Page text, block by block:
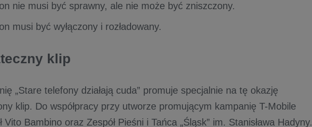
nie musi być sprawny, ale nie może być zniszczony.
musi być wyłączony i rozładowany.
klip
„Stare telefony działają cuda” promuje specjalnie na tę okazję
klip. Do współpracy przy utworze promującym kampanię T-Mobile
Vito Bambino oraz Zespół Pieśni i Tańca „Śląsk” im. Stanisława Hadyny.